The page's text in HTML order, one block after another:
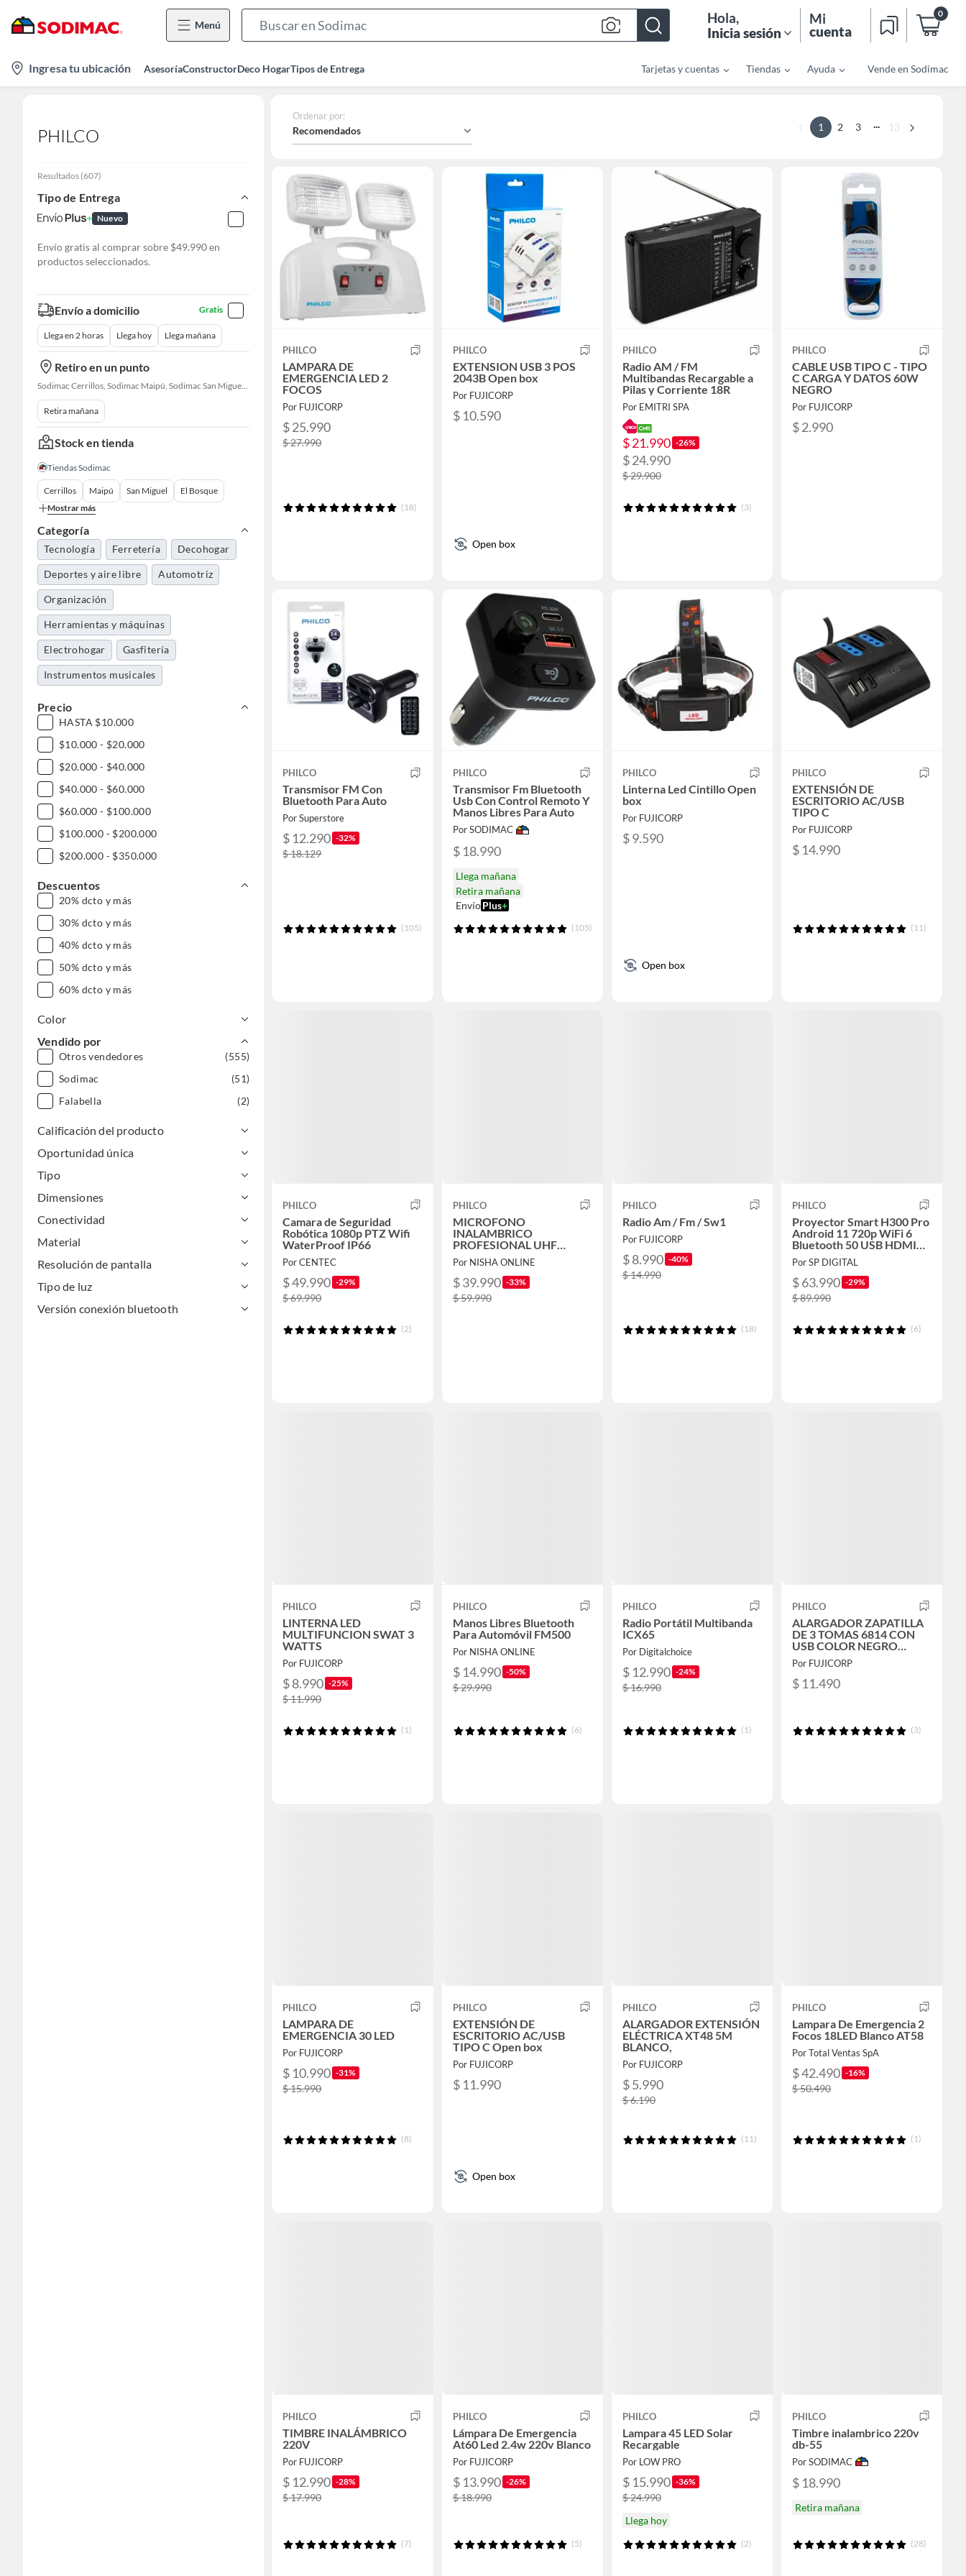
Menú
Bar
Hola,
Inicia sesión
Mi
cuenta
0
location-
icon
Ingresa tu ubicación AsesoríaConstructorDeco HogarTipos de Entrega Tarjetas y cuentas Tiendas Ayuda Vende en Sodimac
PHILCO
Resultados (607)
Tipo de Entrega
Nuevo
Envío gratis al comprar sobre $49.990 en
productos seleccionados.
Envío a domicilio Gratis
Llega en 2 horas Llega hoy Llega mañana
Retiro en un punto
Sodimac Cerrillos, Sodimac Maipú, Sodimac San Miguel, Sodimac El Bosque, Sodimac San Bernardo, Sodimac Talagante, Sodimac San Fernando
Retira mañana
Stock en tienda
Tiendas Sodimac
Cerrillos Maipú San Miguel
El Bosque
Mostrar más
Categoría
Tecnología Ferretería Decohogar
Deportes y aire libre Automotriz
Organización
Herramientas y máquinas
Electrohogar Gasfitería
Instrumentos musicales
Precio
HASTA $10.000
$10.000 - $20.000
$20.000 - $40.000
$40.000 - $60.000
$60.000 - $100.000
$100.000 - $200.000
$200.000 - $350.000
Descuentos
20% dcto y más
30% dcto y más
40% dcto y más
50% dcto y más
60% dcto y más
Color
Vendido por
Otros vendedores
(555)
Sodimac
(51)
Falabella
(2)
Calificación del producto
Oportunidad única
Tipo
Dimensiones
Conectividad
Material
Resolución de pantalla
Tipo de luz
Versión conexión bluetooth
Ordenar por:
Recomendados 1 2 3 ... 13
PHILCO
LAMPARA DE
EMERGENCIA LED 2
FOCOS
Por FUJICORP
$ 25.990
$ 27.990
(18)
PHILCO
EXTENSION USB 3 POS
2043B Open box
Por FUJICORP
$ 10.590
Open box
PHILCO
Radio AM / FM
Multibandas Recargable a
Pilas y Corriente 18R
Por EMITRI SPA
$ 21.990 -26%
$ 24.990
$ 29.900
(3)
PHILCO
CABLE USB TIPO C - TIPO
C CARGA Y DATOS 60W
NEGRO
Por FUJICORP
$ 2.990
PHILCO
Transmisor FM Con
Bluetooth Para Auto
Por Superstore
$ 12.290 -32%
$ 18.129
(105)
PHILCO
Transmisor Fm Bluetooth
Usb Con Control Remoto Y
Manos Libres Para Auto
Por SODIMAC
$ 18.990
Llega mañana
Retira mañana
Envío Plus+
(105)
PHILCO
Linterna Led Cintillo Open
box
Por FUJICORP
$ 9.590
Open box
PHILCO
EXTENSIÓN DE
ESCRITORIO AC/USB
TIPO C
Por FUJICORP
$ 14.990
(11)
PHILCO
Camara de Seguridad
Robótica 1080p PTZ Wifi
WaterProof IP66
Por CENTEC
$ 49.990 -29%
$ 69.990
(2)
PHILCO
MICROFONO
INALAMBRICO
PROFESIONAL UHF
WM311 COLOR NEGRO
Por NISHA ONLINE
$ 39.990 -33%
$ 59.990
PHILCO
Radio Am / Fm / Sw1
Por FUJICORP
$ 8.990 -40%
$ 14.990
(18)
PHILCO
Proyector Smart H300 Pro
Android 11 720p WiFi 6
Bluetooth 50 USB HDMI
Blanco
Por SP DIGITAL
$ 63.990 -29%
$ 89.990
(6)
PHILCO
LINTERNA LED
MULTIFUNCION SWAT 3
WATTS
Por FUJICORP
$ 8.990 -25%
$ 11.990
(1)
PHILCO
Manos Libres Bluetooth
Para Automóvil FM500
Por NISHA ONLINE
$ 14.990 -50%
$ 29.990
(6)
PHILCO
Radio Portátil Multibanda
ICX65
Por Digitalchoice
$ 12.990 -24%
$ 16.990
(1)
PHILCO
ALARGADOR ZAPATILLA
DE 3 TOMAS 6814 CON
USB COLOR NEGRO
LARGO DEL CABLE DE
1.5M 10A
Por FUJICORP
$ 11.490
(3)
PHILCO
LAMPARA DE
EMERGENCIA 30 LED
Por FUJICORP
$ 10.990 -31%
$ 15.990
(8)
PHILCO
EXTENSIÓN DE
ESCRITORIO AC/USB
TIPO C Open box
Por FUJICORP
$ 11.990
Open box
PHILCO
ALARGADOR EXTENSIÓN
ELÉCTRICA XT48 5M
BLANCO,
Por FUJICORP
$ 5.990
$ 6.190
(11)
PHILCO
Lampara De Emergencia 2
Focos 18LED Blanco AT58
Por Total Ventas SpA
$ 42.490 -16%
$ 50.490
(1)
PHILCO
TIMBRE INALÁMBRICO
220V
Por FUJICORP
$ 12.990 -28%
$ 17.990
(7)
PHILCO
Lámpara De Emergencia
At60 Led 2.4w 220v Blanco
Por FUJICORP
$ 13.990 -26%
$ 18.990
(5)
PHILCO
Lampara 45 LED Solar
Recargable
Por LOW PRO
$ 15.990 -36%
$ 24.990
Llega hoy
(2)
PHILCO
Timbre inalambrico 220v
db-55
Por SODIMAC
$ 18.990
Retira mañana
(28)